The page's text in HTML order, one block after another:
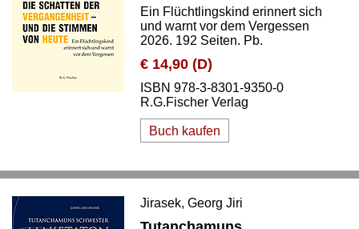
Ein Flüchtlingskind erinnert sich
und warnt vor dem Vergessen
2026. 192 Seiten. Pb.
€ 14,90 (D)
ISBN 978-3-8301-9350-0
R.G.Fischer Verlag
Buch kaufen
Jirasek, Georg Jiri